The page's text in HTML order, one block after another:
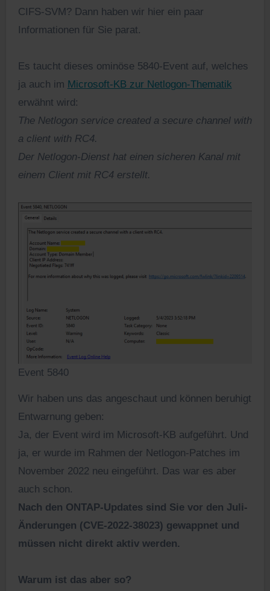
CIFS-SVM? Dann haben wir hier ein paar
Informationen für Sie parat.
Es taucht dieses ominöse 5840-Event auf, welches
ja auch im Microsoft-KB zur Netlogon-Thematik
erwähnt wird:
The Netlogon service created a secure channel with
a client with RC4.
Der Netlogon-Dienst hat einen sicheren Kanal mit
einem Client mit RC4 erstellt.
Event 5840
Wir haben uns das angeschaut und können beruhigt
Entwarnung geben:
Ja, der Event wird im Microsoft-KB aufgeführt. Und
ja, er wurde im Rahmen der Netlogon-Patches im
November 2022 neu eingeführt. Das war es aber
auch schon.
Nach den ONTAP-Updates sind Sie vor den Juli-
Änderungen (CVE-2022-38023) gewappnet und
müssen nicht direkt aktiv werden.
Warum ist das aber so?